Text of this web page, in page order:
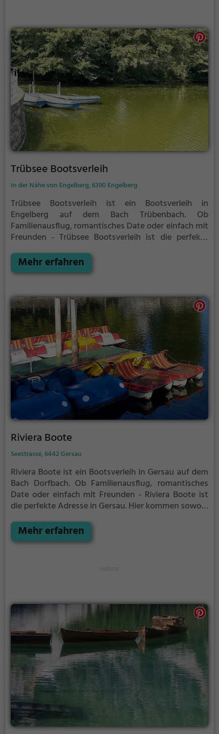
Trübsee Bootsverleih
In der Nähe von Engelberg, 6390 Engelberg
Trübsee Bootsverleih ist ein Bootsverleih in
Engelberg auf dem Bach Trübenbach. Ob
Familienausflug, romantisches Date oder einfach mit
Freunden - Trübsee Bootsverleih ist die perfekte
Naturfreunde als auch Sportbegeisterte und echte
Wasserratten auf ihre Kosten.
Mehr erfahren
Riviera Boote
Seestrasse, 6442 Gersau
Riviera Boote ist ein Bootsverleih in Gersau auf dem
Bach Dorfbach. Ob Familienausflug, romantisches
Date oder einfach mit Freunden - Riviera Boote ist
die perfekte Adresse in Gersau. Hier kommen sowohl
Wasserratten auf ihre Kosten.
Mehr erfahren